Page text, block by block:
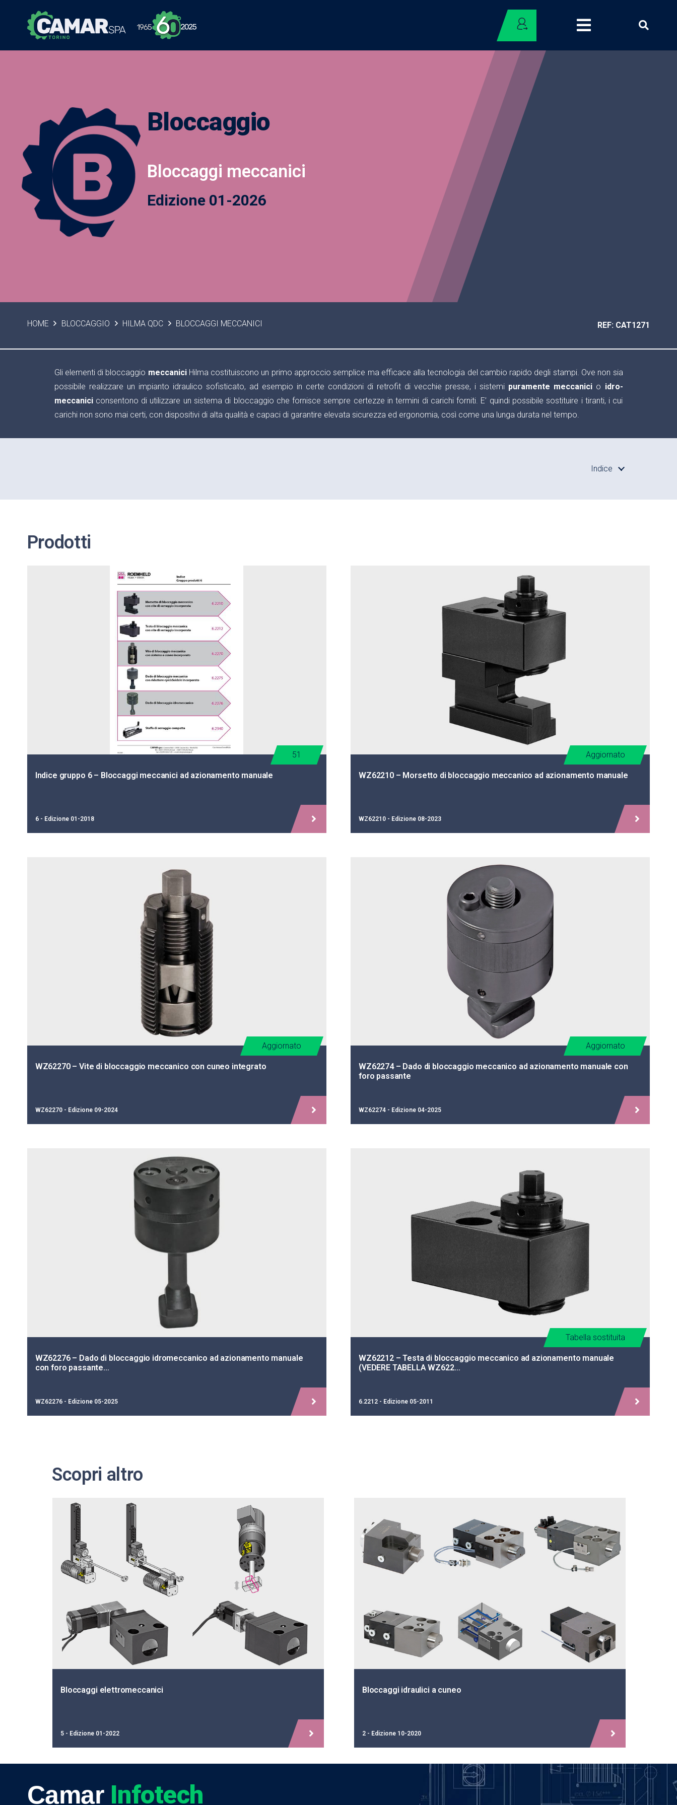
Bloccaggio
Bloccaggi meccanici
Edizione 01-2026
HOME BLOCCAGGIO HILMA QDC BLOCCAGGI MECCANICI REF: CAT1271
Gli elementi di bloccaggio meccanici Hilma costituiscono un primo approccio semplice ma efficace alla tecnologia del cambio rapido degli stampi. Ove non sia
possibile realizzare un impianto idraulico sofisticato, ad esempio in certe condizioni di retrofit di vecchie presse, i sistemi puramente meccanici o idro-
meccaniciconsentono di utilizzare un sistema di bloccaggio che fornisce sempre certezze in termini di carichi forniti. E’ quindi possibile sostituire i tiranti, i cui
carichi non sono mai certi, con dispositivi di alta qualità e capaci di garantire elevata sicurezza ed ergonomia, così come una lunga durata nel tempo.
Indice
Prodotti
Indice gruppo 6 – Bloccaggi meccanici ad azionamento manuale
51
6 - Edizione 01-2018
WZ62210 – Morsetto di bloccaggio meccanico ad azionamento manuale
Aggiornato
WZ62210 - Edizione 08-2023
WZ62270 – Vite di bloccaggio meccanico con cuneo integrato
Aggiornato
WZ62270 - Edizione 09-2024
WZ62274 – Dado di bloccaggio meccanico ad azionamento manuale con
foro passante
Aggiornato
WZ62274 - Edizione 04-2025
WZ62276 – Dado di bloccaggio idromeccanico ad azionamento manuale
con foro passante…
WZ62276 - Edizione 05-2025
WZ62212 – Testa di bloccaggio meccanico ad azionamento manuale
(VEDERE TABELLA WZ622…
Tabella sostituita
6.2212 - Edizione 05-2011
Scopri altro
Camar Infotech